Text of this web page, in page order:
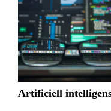
Artificiell